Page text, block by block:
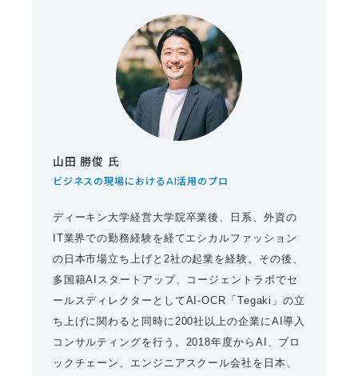
山田 勝俊 氏
ビジネスの現場におけるAI活用のプロ
ディーキン大学経営大学院卒業後、日系、外資の
IT業界での勤務経験を経てエシカルファッション
の日本市場立ち上げと2社の起業を経験。その後、
多国籍AIスタートアップ、コージェントラボでセ
ールスディレクターとしてAI-OCR「Tegaki」の立
ち上げに関わると同時に200社以上の企業にAI導入
コンサルティングを行う。2018年度からAI、ブロ
ックチェーン、エンジニアスクール会社を日本、